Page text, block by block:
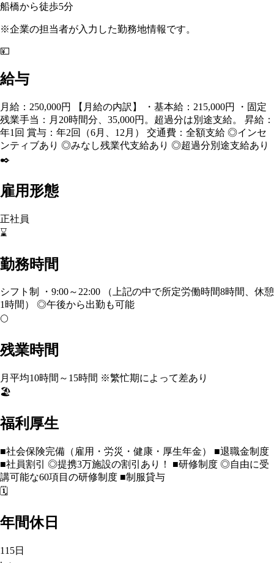
船橋から徒歩5分
※企業の担当者が入力した勤務地情報です。
💴
給与
月給：250,000円 【月給の内訳】 ・基本給：215,000円 ・固定
残業手当：月20時間分、35,000円。超過分は別途支給。 昇給：
年1回 賞与：年2回（6月、12月） 交通費：全額支給 ◎インセ
ンティブあり ◎みなし残業代支給あり ◎超過分別途支給あり
✒️
雇用形態
正社員
⌛
勤務時間
シフト制 ・9:00～22:00 （上記の中で所定労働時間8時間、休憩
1時間） ◎午後から出勤も可能
🌕
残業時間
月平均10時間～15時間 ※繁忙期によって差あり
🏖️
福利厚生
■社会保険完備（雇用・労災・健康・厚生年金） ■退職金制度
■社員割引 ◎提携3万施設の割引あり！ ■研修制度 ◎自由に受
講可能な60項目の研修制度 ■制服貸与
🗓️
年間休日
115日